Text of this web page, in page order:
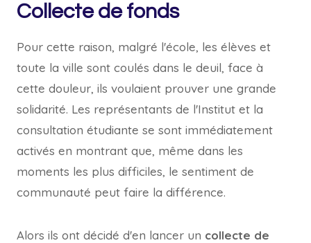
Collecte de fonds
Pour cette raison, malgré l'école, les élèves et
toute la ville sont coulés dans le deuil, face à
cette douleur, ils voulaient prouver une grande
solidarité. Les représentants de l'Institut et la
consultation étudiante se sont immédiatement
activés en montrant que, même dans les
moments les plus difficiles, le sentiment de
communauté peut faire la différence.
Alors ils ont décidé d'en lancer un collecte de